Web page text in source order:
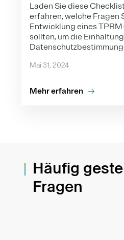
Laden Sie diese
erfahren, welche Fragen
Entwicklung eines
sollten, um die
Mai 31, 2024
Mehr erfahren
Häufig
Fragen